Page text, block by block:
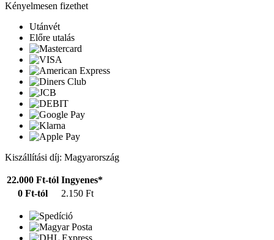
Kényelmesen fizethet
Utánvét
Előre utalás
Kiszállítási díj: Magyarország
22.000 Ft-tól Ingyenes*
0 Ft-tól
2.150 Ft